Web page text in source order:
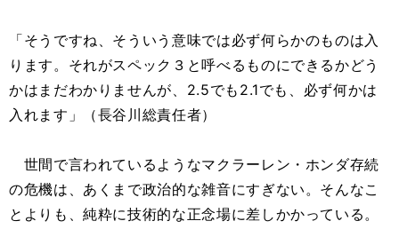
「そうですね、そういう意味では必ず何らかのものは入
ります。それがスペック３と呼べるものにできるかどう
かはまだわかりませんが、2.5でも2.1でも、必ず何かは
入れます」（長谷川総責任者）
世間で言われているようなマクラーレン・ホンダ存続
の危機は、あくまで政治的な雑音にすぎない。そんなこ
とよりも、純粋に技術的な正念場に差しかかっている。